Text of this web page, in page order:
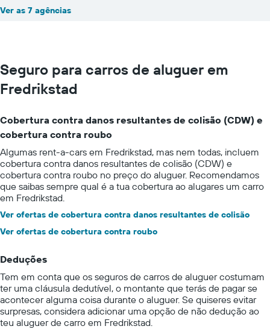
Ver as 7 agências
Seguro para carros de aluguer em
Fredrikstad
Cobertura contra danos resultantes de colisão (CDW) e
cobertura contra roubo
Algumas rent-a-cars em Fredrikstad, mas nem todas, incluem
cobertura contra danos resultantes de colisão (CDW) e
cobertura contra roubo no preço do aluguer. Recomendamos
que saibas sempre qual é a tua cobertura ao alugares um carro
em Fredrikstad.
Ver ofertas de cobertura contra danos resultantes de colisão
Ver ofertas de cobertura contra roubo
Deduções
Tem em conta que os seguros de carros de aluguer costumam
ter uma cláusula dedutível, o montante que terás de pagar se
acontecer alguma coisa durante o aluguer. Se quiseres evitar
surpresas, considera adicionar uma opção de não dedução ao
teu aluguer de carro em Fredrikstad.